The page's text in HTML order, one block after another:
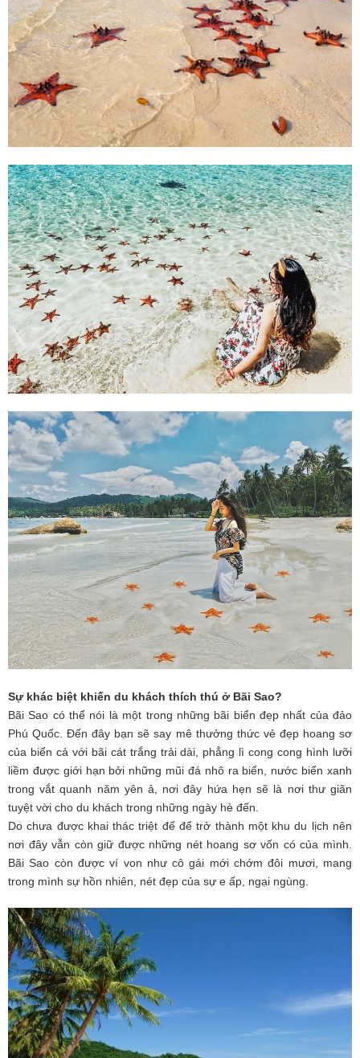
Sự khác biệt khiến du khách thích thú ở Bãi Sao?
Bãi Sao có thể nói là một trong những bãi biển đẹp nhất của đảo
Phú Quốc. Đến đây bạn sẽ say mê thưởng thức vẻ đẹp hoang sơ
của biển cả với bãi cát trắng trải dài, phẳng lì cong cong hình lưỡi
liềm được giới hạn bởi những mũi đá nhô ra biển, nước biển xanh
trong vắt quanh năm yên ả, nơi đây hứa hẹn sẽ là nơi thư giãn
tuyệt vời cho du khách trong những ngày hè đến.
Do chưa được khai thác triệt để để trở thành một khu du lịch nên
nơi đây vẫn còn giữ được những nét hoang sơ vốn có của mình.
Bãi Sao còn được ví von như cô gái mới chớm đôi mươi, mang
trong mình sự hồn nhiên, nét đẹp của sự e ấp, ngại ngùng.